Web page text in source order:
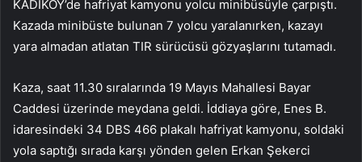
KADIKÖY’de hafriyat kamyonu yolcu minibüsüyle çarpıştı.
Kazada minibüste bulunan 7 yolcu yaralanırken, kazayı
yara almadan atlatan TIR sürücüsü gözyaşlarını tutamadı.
Kaza, saat 11.30 sıralarında 19 Mayıs Mahallesi Bayar
Caddesi üzerinde meydana geldi. İddiaya göre, Enes B.
idaresindeki 34 DBS 466 plakalı hafriyat kamyonu, soldaki
yola saptığı sırada karşı yönden gelen Erkan Şekerci